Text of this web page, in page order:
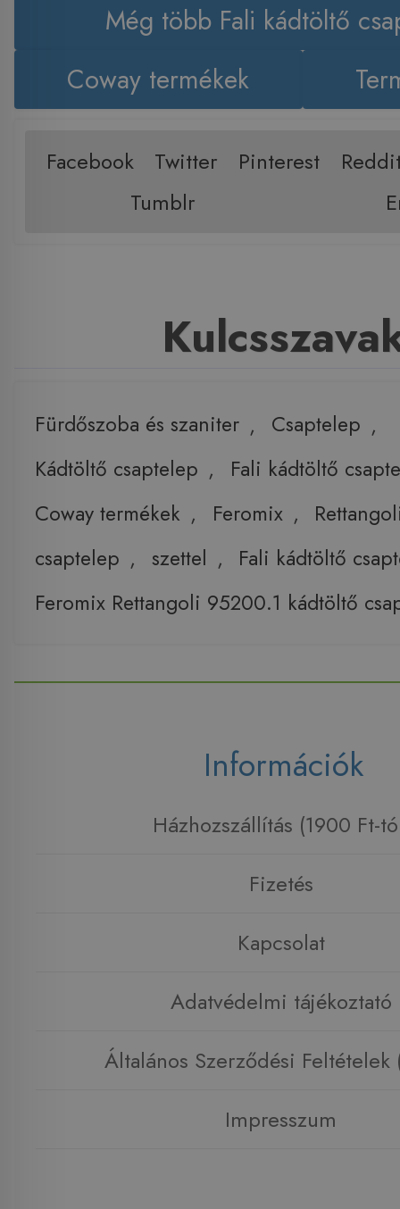
Még több Fali kádtöltő
Coway termékek
Facebook Twitter Pinterest
Tumblr
Fürdőszoba és szaniter , Csaptelep ,
Kádtöltő csaptelep ,
Fali kádtöltő
Coway termékek , Feromix ,
csaptelep , szettel ,
Fali kádtöltő
Feromix Rettangoli 95200.1 kádtöltő
Információk
Házhozszállítás (1900 Ft-
Fizetés
Kapcsolat
Adatvédelmi tájékoztató
Általános Szerződési Feltételek
Impresszum